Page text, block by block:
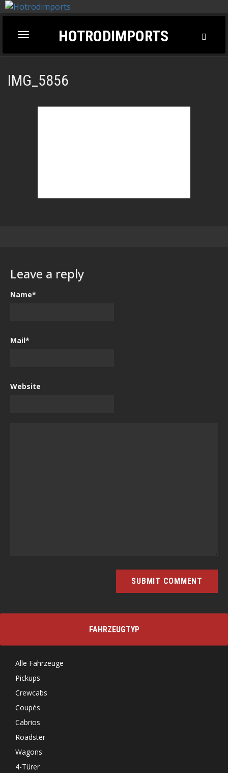
Toggle
navigation
HOTRODIMPORTS
IMG_5856
Leave a reply
Name*
Mail*
Website
FAHRZEUGTYP
Alle Fahrzeuge
Pickups
Crewcabs
Coupès
Cabrios
Roadster
Wagons
4-Türer